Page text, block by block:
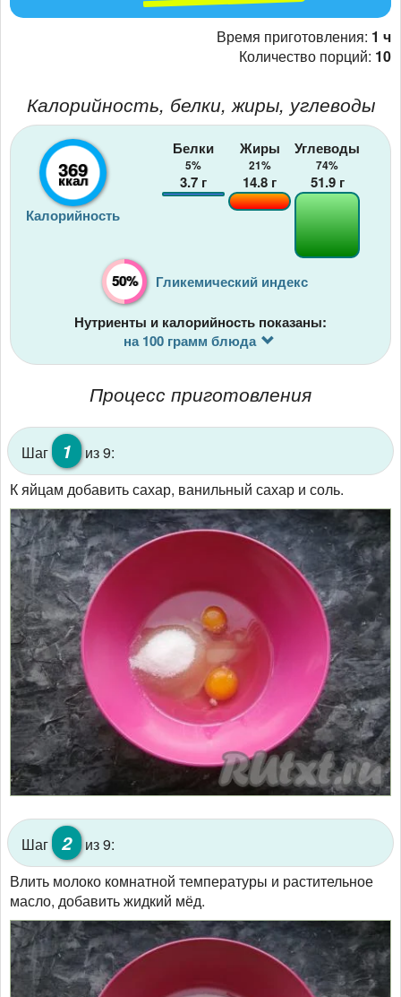
Время приготовления: 1 ч
Количество порций: 10
Калорийность, белки, жиры, углеводы
369
ккал
Калорийность
Белки
5%
3.7 г
Жиры
21%
14.8 г
Углеводы
74%
51.9г
50% Гликемический индекс
Нутриенты и калорийность показаны:
на 100 грамм блюда
Процесс приготовления
Шаг 1
из 9:
К яйцам добавить сахар, ванильный сахар и соль.
Шаг 2
из 9:
Влить молоко комнатной температуры и растительное
масло, добавить жидкий мёд.